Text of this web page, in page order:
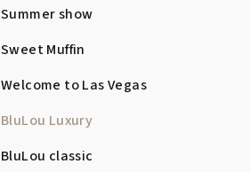
Summer show
Sweet Muffin
Welcome to Las Vegas
BluLou Luxury
BluLou classic